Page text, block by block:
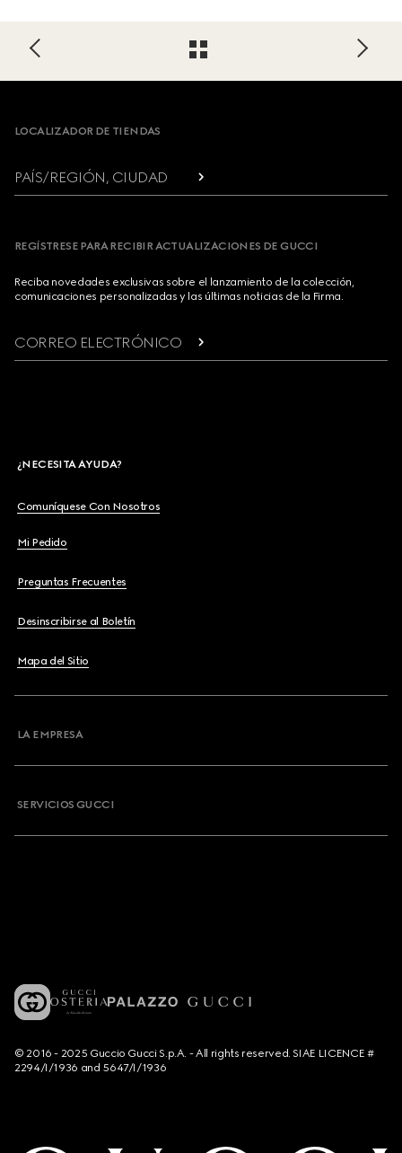
Footer
LOCALIZADOR DE TIENDAS
PAÍS/REGIÓN, CIUDAD
REGÍSTRESE PARA RECIBIR ACTUALIZACIONES DE GUCCI
Reciba novedades exclusivas sobre el lanzamiento de la colección,
comunicaciones personalizadas y las últimas noticias de la Firma.
CORREO ELECTRÓNICO
¿NECESITA AYUDA?
Comuníquese Con Nosotros
Mi Pedido
Preguntas Frecuentes
Desinscribirse al Boletín
Mapa del Sitio
LA EMPRESA
SERVICIOS GUCCI
© 2016 - 2025 Guccio Gucci S.p.A. - All rights reserved. SIAE LICENCE #
2294/I/1936 and 5647/I/1936